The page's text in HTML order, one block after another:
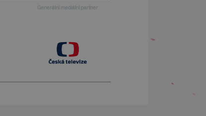
Generální mediální partner